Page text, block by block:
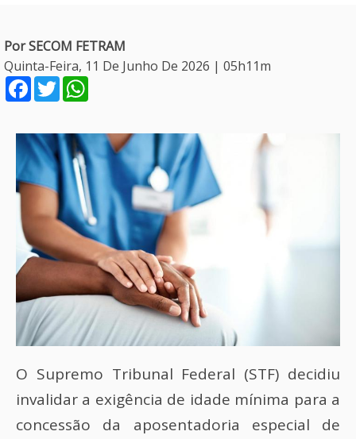
Por SECOM FETRAM
Quinta-Feira, 11 De Junho De 2026 | 05h11m
Facebook
Twitter
O Supremo Tribunal Federal (STF) decidiu
invalidar a exigência de idade mínima para a
concessão da aposentadoria especial de